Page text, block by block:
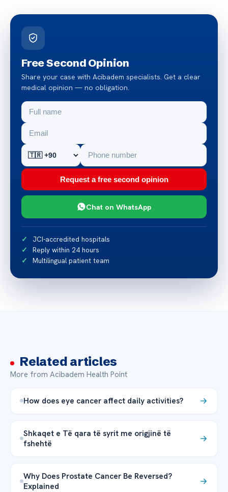
Free Second Opinion
Share your case with Acibadem specialists. Get a clear
medical opinion — no obligation.
Request a free second opinion
Chat on WhatsApp
JCI-accredited hospitals
Reply within 24 hours
Multilingual patient team
Related articles
More from Acibadem Health Point
How does eye cancer affect daily activities?
Shkaqet e Të qara të syrit me origjinë të
fshehtë
Why Does Prostate Cancer Be Reversed?
Explained